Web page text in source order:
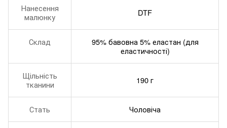
Нанесення
малюнку
DTF
Склад
95% бавовна 5% еластан (для
еластичності)
Щільність
тканини
190 г
Стать Чоловіча